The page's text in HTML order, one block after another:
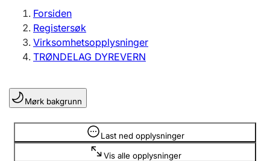
Enkeltpersonforetak
Registrere, endre, slette
Lag og forening
Registrere, endre, slette
Forsiden
Registersøk
Virksomhetsopplysninger
TRØNDELAG DYREVERN
Mørk bakgrunn
Last ned opplysninger
Vis alle opplysninger
Opplysninger er skjult